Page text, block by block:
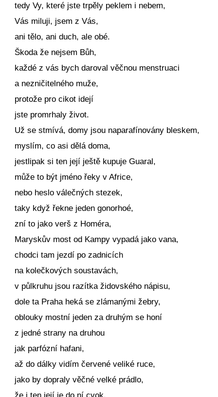
tedy Vy, které jste trpěly peklem i nebem,
Vás miluji, jsem z Vás,
ani tělo, ani duch, ale obé.
Škoda že nejsem Bůh,
každé z vás bych daroval věčnou menstruaci
a nezničitelného muže,
protože pro cikot idejí
jste promrhaly život.
Už se stmívá, domy jsou naparafínovány bleskem,
myslím, co asi dělá doma,
jestlipak si ten její ještě kupuje Guaral,
může to být jméno řeky v Africe,
nebo heslo válečných stezek,
taky když řekne jeden gonorhoé,
zní to jako verš z Homéra,
Maryskův most od Kampy vypadá jako vana,
chodci tam jezdí po zadnicích
na kolečkových soustavách,
v půlkruhu jsou razítka židovského nápisu,
dole ta Praha heká se zlámanými žebry,
oblouky mostní jeden za druhým se honí
z jedné strany na druhou
jak parfózní hafani,
až do dálky vidím červené veliké ruce,
jako by dopraly věčné velké prádlo,
že i ten její je do ní cvok,